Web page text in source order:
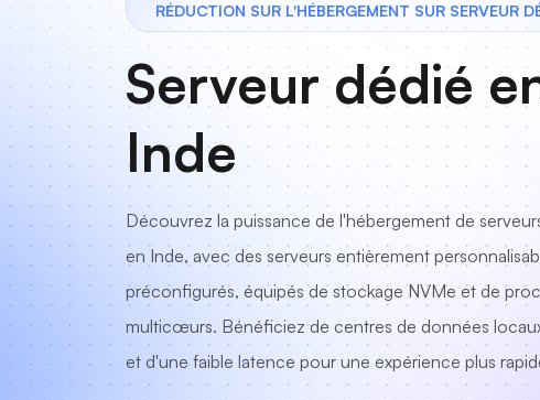
RÉDUCTION SUR L'HÉBERGEMENT SUR SERVEUR
Serveur dédié
Inde
Découvrez la puissance de l'hébergement de
en Inde, avec des serveurs entièrement
préconfigurés, équipés de stockage NVMe et de
multicœurs. Bénéficiez de centres de données
et d'une faible latence pour une expérience plus